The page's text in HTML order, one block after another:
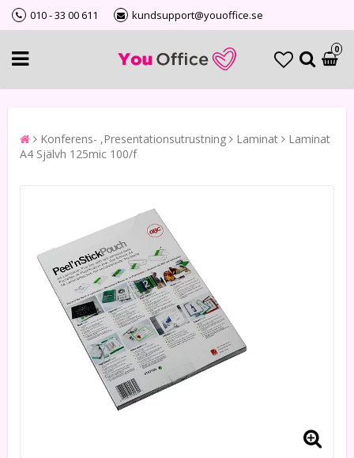
010 - 33 00 611 kundsupport@youoffice.se
0
Konferens- ,Presentationsutrustning Laminat
Laminat
A4 Självh 125mic 100/f